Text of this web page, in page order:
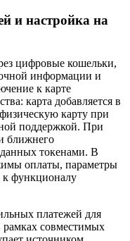
и настройка на
цифровые кошельки,
информации и
к карте
карта добавляется в
карту при
поддержкой. При
ближнего
токенами. В
оплаты, параметры
к функционалу
платежей для
рамках совместимых